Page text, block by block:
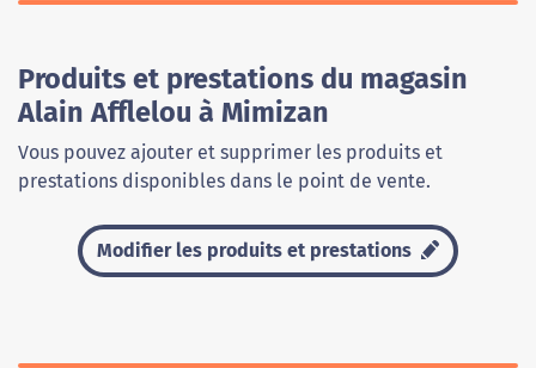
Produits et prestations du magasin
Alain Afflelou à Mimizan
Vous pouvez ajouter et supprimer les produits et
prestations disponibles dans le point de vente.
Modifier les produits et prestations